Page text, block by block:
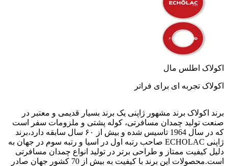
اکولاک اطلس مال
اکولاک تجربه ای برای فراتر
‎برند اکولاک برند مشهور ژاپنی یک برند بسیار قدیمی و‌ معتبر در
صنعت تولید چمدان مسافرتی، کوله پشتی و ملزومات سفر است
که در سال 1964 تاسیس شده و بیش از ۶۰ سال سابقه دارد،برند
ژاپنی ECHOLAC صاحب رتبه اول در اسیا و رتبه سوم در جهان به
دلیل کیفیت ممتاز و طراحی برتر در تولید انواع چمدان مسافرتی
است.محصولات این برند با کیفیت به بیش از 70 کشور جهان صادر